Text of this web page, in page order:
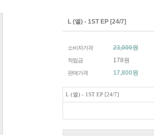
L (엘) - 1ST EP [24/7]
소비자가격 23,000원
적립금 178원
판매가격 17,800원
L (엘) - 1ST EP [24/7]